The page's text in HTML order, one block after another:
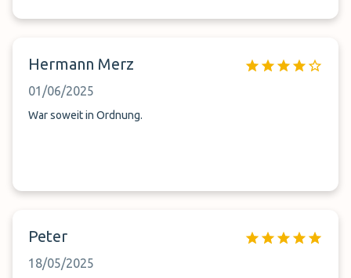
Hermann Merz
01/06/2025
War soweit in Ordnung.
Peter
18/05/2025